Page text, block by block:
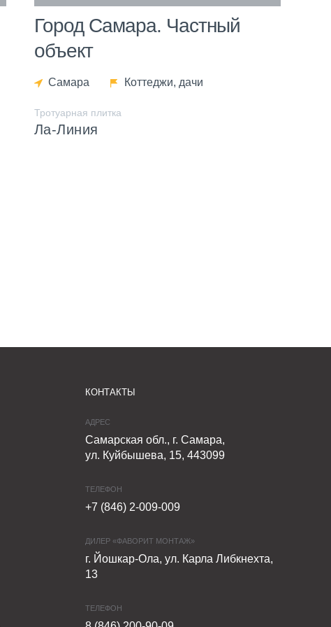
Город Самара. Частный
объект
Самара Коттеджи, дачи
Тротуарная плитка
Ла-Линия
КОНТАКТЫ
АДРЕС
Самарская обл., г. Самара,
ул. Куйбышева, 15, 443099
ТЕЛЕФОН
+7 (846) 2-009-009
ДИЛЕР «ФАВОРИТ МОНТАЖ»
г. Йошкар-Ола, ул. Карла Либкнехта,
13
ТЕЛЕФОН